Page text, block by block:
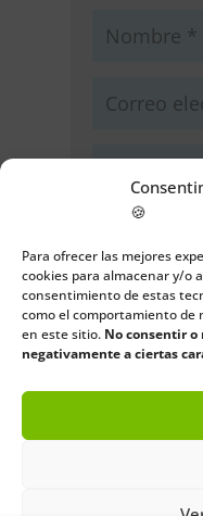
🍪
Para ofrecer las mejores
cookies para almacenar y/o
consentimiento de estas
como el comportamiento de
en este sitio. No consentir
negativamente a ciertas
Guarda mi
electrónico y
para la